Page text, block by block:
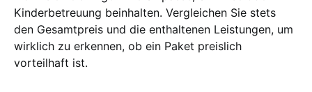
Kinderbetreuung beinhalten. Vergleichen Sie stets
den Gesamtpreis und die enthaltenen Leistungen, um
wirklich zu erkennen, ob ein Paket preislich
vorteilhaft ist.